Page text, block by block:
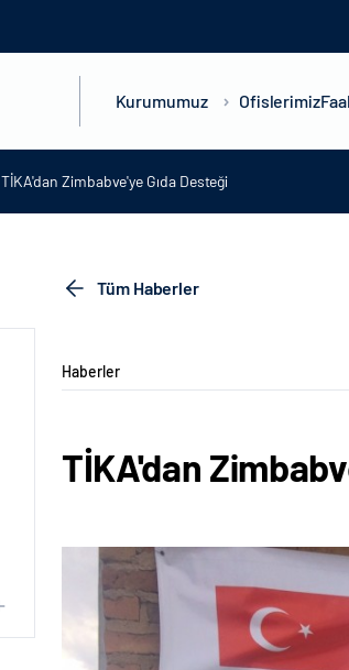
Kurumumuz Ofislerimiz
TİKA'dan Zimbabve'ye Gıda Desteği
Tüm Haberler
Haberler
TİKA'dan